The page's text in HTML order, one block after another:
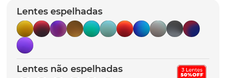
Lentes espelhadas
Lentes não espelhadas
5º chaves
6º t-shock
7º latch
8º gasket